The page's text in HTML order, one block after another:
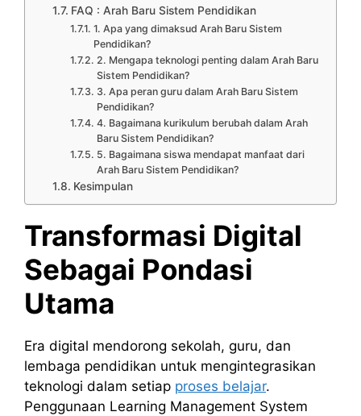
FAQ : Arah Baru Sistem Pendidikan
1. Apa yang dimaksud Arah Baru Sistem
Pendidikan?
2. Mengapa teknologi penting dalam Arah Baru
Sistem Pendidikan?
3. Apa peran guru dalam Arah Baru Sistem
Pendidikan?
4. Bagaimana kurikulum berubah dalam Arah
Baru Sistem Pendidikan?
5. Bagaimana siswa mendapat manfaat dari
Arah Baru Sistem Pendidikan?
Kesimpulan
Transformasi Digital
Sebagai Pondasi
Utama
Era digital mendorong sekolah, guru, dan
lembaga pendidikan untuk mengintegrasikan
teknologi dalam setiap proses belajar.
Penggunaan Learning Management System